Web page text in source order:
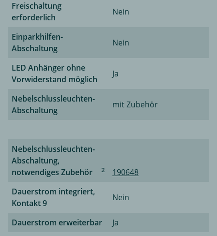
Freischaltung
erforderlich
Nein
Einparkhilfen-
Abschaltung
Nein
LED Anhänger ohne
Vorwiderstand möglich
Ja
Nebelschlussleuchten-
Abschaltung
mit Zubehör
Nebelschlussleuchten-
Abschaltung,
notwendiges Zubehör
2
190648
Dauerstrom integriert,
Kontakt 9
Nein
Dauerstrom erweiterbar
Ja